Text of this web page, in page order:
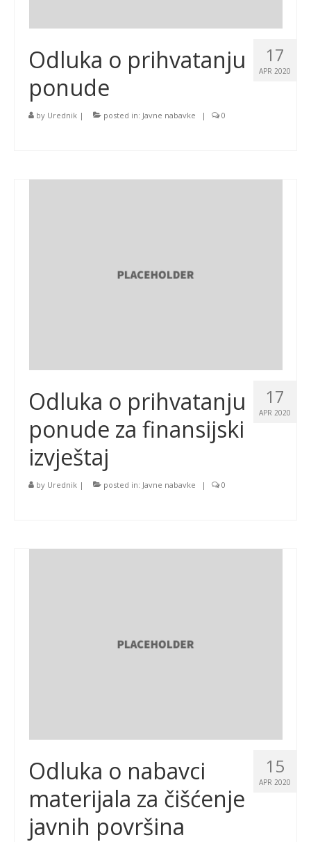
17
APR 2020
Odluka o prihvatanju
ponude
by Urednik | posted in: Javne nabavke | 0
17
APR 2020
Odluka o prihvatanju
ponude za finansijski
izvještaj
by Urednik | posted in: Javne nabavke | 0
15
APR 2020
Odluka o nabavci
materijala za čišćenje
javnih površina